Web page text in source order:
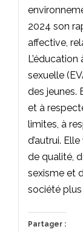
2024 son
affective,
sexuelle
des jeunes.
et à
limites, à
d’autrui.
de qualité,
sexisme et
société plus
Partager :